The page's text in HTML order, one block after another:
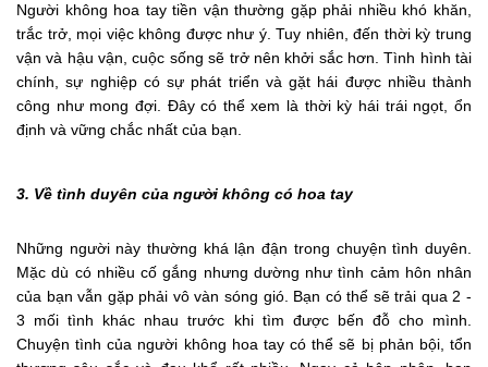
Người không hoa tay tiền vận thường gặp phải nhiều khó khăn,
trắc trở, mọi việc không được như ý. Tuy nhiên, đến thời kỳ trung
vận và hậu vận, cuộc sống sẽ trở nên khởi sắc hơn. Tình hình tài
chính, sự nghiệp có sự phát triển và gặt hái được nhiều thành
công như mong đợi. Đây có thể xem là thời kỳ hái trái ngọt, ổn
định và vững chắc nhất của bạn.
3. Về tình duyên của người không có hoa tay
Những người này thường khá lận đận trong chuyện tình duyên.
Mặc dù có nhiều cố gắng nhưng dường như tình cảm hôn nhân
của bạn vẫn gặp phải vô vàn sóng gió. Bạn có thể sẽ trải qua 2 -
3 mối tình khác nhau trước khi tìm được bến đỗ cho mình.
Chuyện tình của người không hoa tay có thể sẽ bị phản bội, tổn